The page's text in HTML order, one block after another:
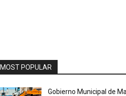
MOST POPULAR
Gobierno Municipal de